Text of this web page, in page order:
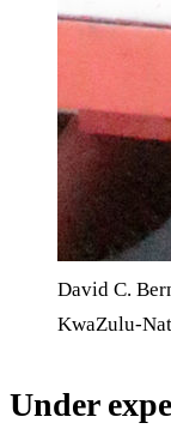
David C.
KwaZulu-
Under